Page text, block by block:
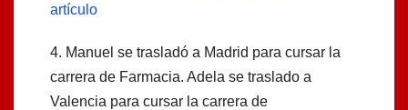
artículo
4. Manuel se trasladó a Madrid para cursar la
carrera de Farmacia. Adela se traslado a
Valencia para cursar la carrera de